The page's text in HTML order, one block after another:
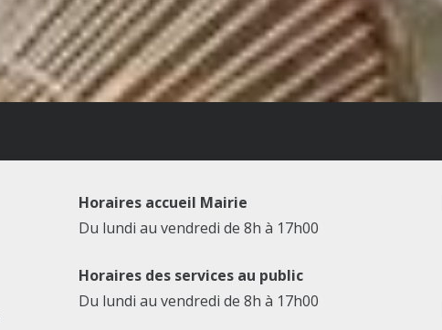
Horaires accueil Mairie
Du lundi au vendredi de 8h à 17h00
Horaires des services au public
Du lundi au vendredi de 8h à 17h00